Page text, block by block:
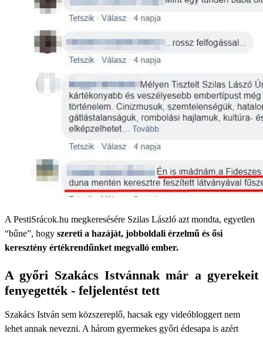
A PestiSrácok.hu megkeresésére Szilas László azt mondta, egyetlen
“bűne”, hogy szereti a hazájàt, jobboldali érzelmű és ősi
keresztény értékrendűnket megvalló ember.
A győri Szakács Istvánnak már a gyerekeit
fenyegették - feljelentést tett
Szakács István sem közszereplő, hacsak egy videóbloggert nem
lehet annak nevezni. A három gyermekes győri édesapa is azért